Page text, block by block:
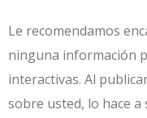
Le recomendamos
ninguna información
interactivas. Al
sobre usted, lo hace